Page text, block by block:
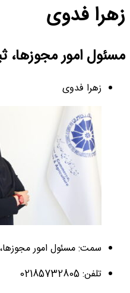
زهرا فدوی
مسئول امور
زهرا فدوی
سمت: مسئول امور
تلفن: 02185732805